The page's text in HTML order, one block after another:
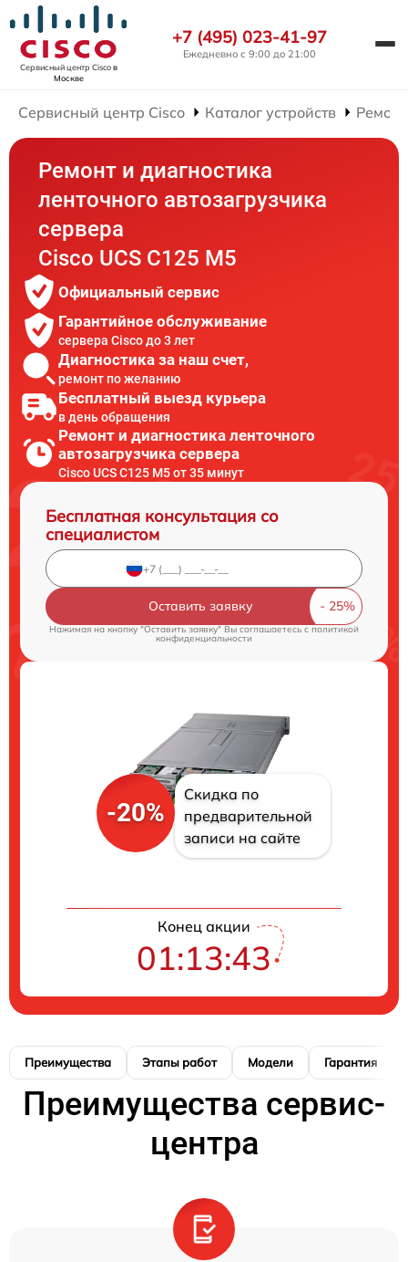
Сервисный центр Ciscoв
Москве
+7 (495) 023-41-97
Ежедневно с 9:00 до 21:00
Сервисный центр Cisco Каталог устройств
Ремонт и диагностика
ленточного автозагрузчика
сервера
Cisco UCS C125 M5
Официальный сервис
Гарантийное обслуживание
сервера Cisco до 3 лет
Диагностика за наш счет,
ремонт по желанию
Бесплатный выезд курьера
в день обращения
Ремонт и диагностика ленточного
автозагрузчика сервера
Cisco UCS C125 M5 от 35 минут
Бесплатная консультация со
специалистом
Оставить заявку
Нажимая на кнопку "Оставить заявку" Вы соглашаетесь cполитикой
конфиденциальности
-20%
Скидка по
предварительной
записи на сайте
Конец акции
01:13:42
Преимущества Этапы работ Модели Гарантия
Преимущества сервис-
центра